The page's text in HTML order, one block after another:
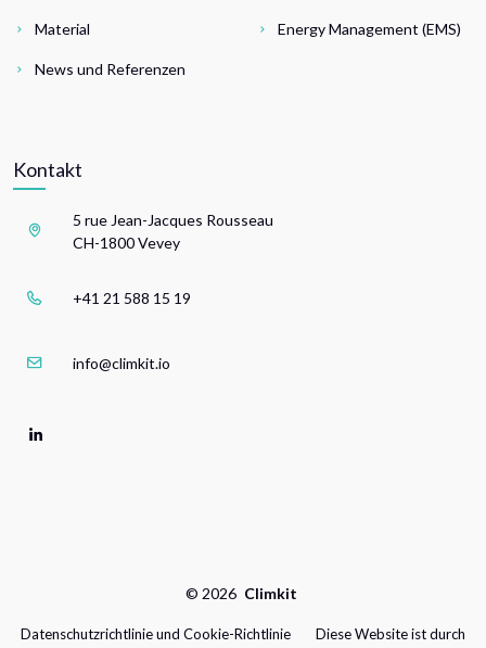
Material
News und Referenzen
Energy Management (EMS)
Kontakt
5 rue Jean-Jacques Rousseau
CH-1800 Vevey
+41 21 588 15 19
info@climkit.io
© 2026 Climkit
Datenschutzrichtlinie und Cookie-Richtlinie Diese Website ist durch